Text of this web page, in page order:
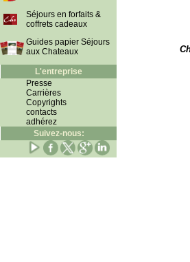
Séjours en forfaits &
coffrets cadeaux
Guides papier Séjours
aux Chateaux
L'entreprise
Presse
Carrières
Copyrights
contacts
adhérez
Suivez-nous: